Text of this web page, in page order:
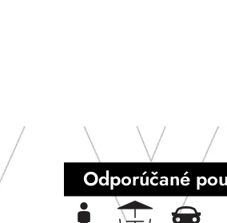
Odporúčané